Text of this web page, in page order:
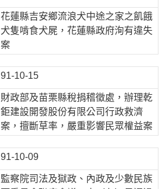
花蓮縣吉安鄉流浪犬中途之家之飢餓
犬隻啃食犬屍，花蓮縣政府洵有違失
案
91-10-15
財政部及苗栗縣稅捐稽徵處，辦理乾
鉅建設開發股份有限公司行政救濟
案，擅斷草率，嚴重影響民眾權益案
91-10-09
監察院司法及獄政、內政及少數民族